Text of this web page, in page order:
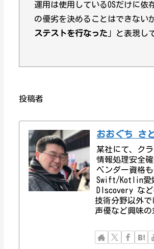
運用は使用しているOSだけに
の優劣を決めることはできない
ステストを行なった 」と表現し
投稿者
おおぐち さ
某社にて、ク
情報処理安全確
ベンダー資格も
Swift/Kotlin愛好
DIscovery など
技術分野以外で
声優など興味の